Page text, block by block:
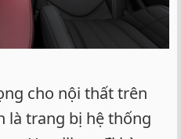
cho nội thất trên
là trang bị hệ thống